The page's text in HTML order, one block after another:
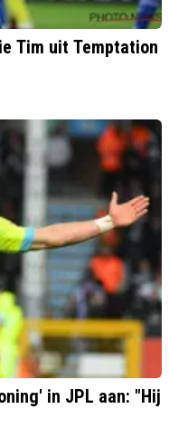
Tim uit Temptation
in JPL aan: "Hij